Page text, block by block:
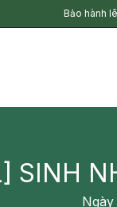
Bảo hành
SINH